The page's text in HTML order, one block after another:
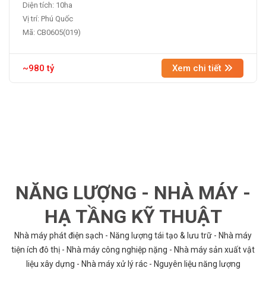
Diện tích: 10ha
Vị trí: Phú Quốc
Mã: CB0605(019)
~980 tỷ Xem chi tiết
NĂNG LƯỢNG - NHÀ MÁY -
HẠ TẦNG KỸ THUẬT
Nhà máy phát điện sạch - Năng lượng tái tạo & lưu trữ - Nhà máy
tiện ích đô thị - Nhà máy công nghiệp nặng - Nhà máy sản xuất vật
liệu xây dựng - Nhà máy xử lý rác - Nguyên liệu năng lượng